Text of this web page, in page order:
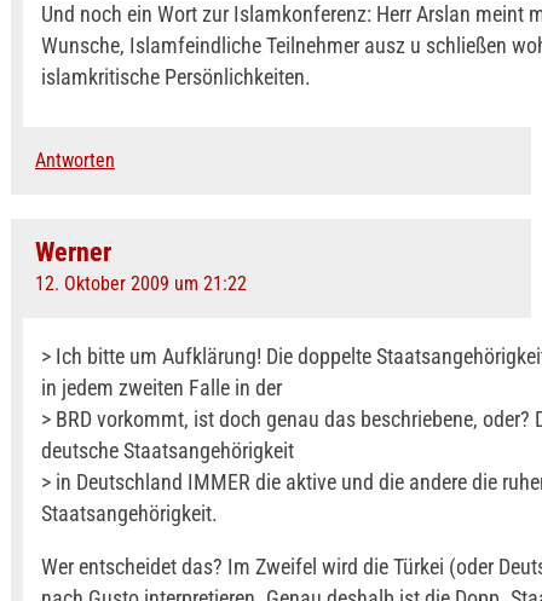
Und noch ein Wort zur Islamkonferenz: Herr Arslan meint
Wunsche, Islamfeindliche Teilnehmer ausz u schließen
islamkritische Persönlichkeiten.
Antworten
Werner
12. Oktober 2009 um 21:22
> Ich bitte um Aufklärung! Die doppelte
in jedem zweiten Falle in der
> BRD vorkommt, ist doch genau das beschriebene, oder?
deutsche Staatsangehörigkeit
> in Deutschland IMMER die aktive und die andere die
Staatsangehörigkeit.
Wer entscheidet das? Im Zweifel wird die Türkei (oder